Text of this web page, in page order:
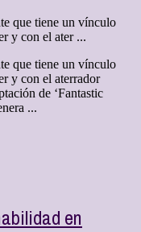
que tiene un vínculo
y con el ater ...
que tiene un vínculo
y con el aterrador
de ‘Fantastic
...
en